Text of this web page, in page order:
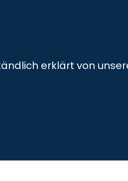
erklärt von